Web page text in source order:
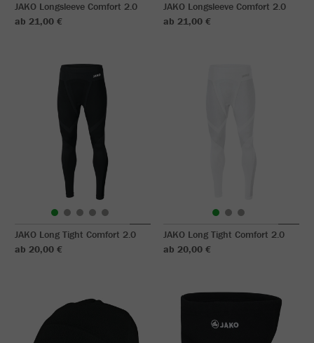
JAKO Longsleeve Comfort 2.0
ab 21,00 €
JAKO Longsleeve Comfort 2.0
ab 21,00 €
JAKO Long Tight Comfort 2.0
ab 20,00 €
JAKO Long Tight Comfort 2.0
ab 20,00 €